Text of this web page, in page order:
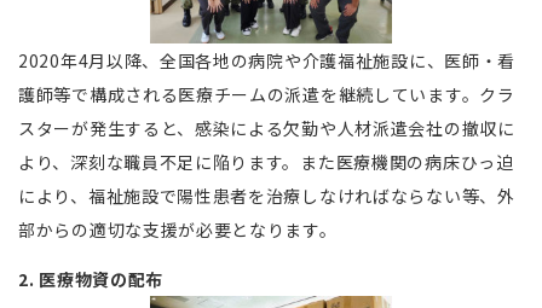
2020年4月以降、全国各地の病院や介護福祉施設に、医師・看
護師等で構成される医療チームの派遣を継続しています。クラ
スターが発生すると、感染による欠勤や人材派遣会社の撤収に
より、深刻な職員不足に陥ります。また医療機関の病床ひっ迫
により、福祉施設で陽性患者を治療しなければならない等、外
部からの適切な支援が必要となります。
2. 医療物資の配布